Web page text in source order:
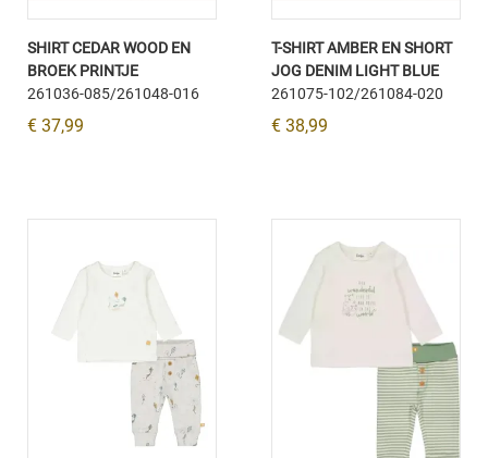
SHIRT CEDAR WOOD EN
BROEK PRINTJE
261036-085/261048-016
€ 37,99
T-SHIRT AMBER EN SHORT
JOG DENIM LIGHT BLUE
261075-102/261084-020
€ 38,99